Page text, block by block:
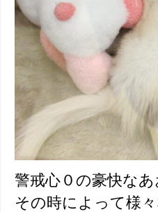
警戒心０の豪快なあ
その時によって様